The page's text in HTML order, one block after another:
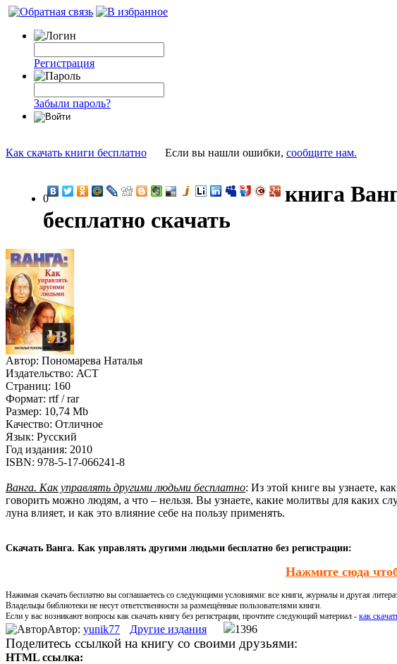
Регистрация
Забыли пароль?
Как скачать книги бесплатно Если вы нашли ошибки, сообщите нам.
0
книга
бесплатно скачать
Автор: Пономарева Наталья
Издательство: АСТ
Страниц: 160
Формат: rtf / rar
Размер: 10,74 Mb
Качество: Отличное
Язык: Русский
Год издания: 2010
ISBN: 978-5-17-066241-8
Ванга. Как управлять другими людьми бесплатно: Из этой книге вы узнаете,
говорить можно людям, а что – нельзя. Вы узнаете, какие молитвы для каких
луна влияет, и как это влияние себе на пользу применять.
Скачать Ванга. Как управлять другими людьми бесплатно без регистрации:
Нажмите сюда
Нажимая скачать бесплатно вы соглашаетесь со следующими условиями: все книги, журналы и другая
Владельцы библиотеки не несут ответственности за размещённые пользователями книги.
Если у вас возникают вопросы как скачать книгу без регистрации, прочтите следующий материал - как
Автор: yunik77 Другие издания 1396
Поделитесь ссылкой на книгу со своими друзьями:
HTML ссылка: